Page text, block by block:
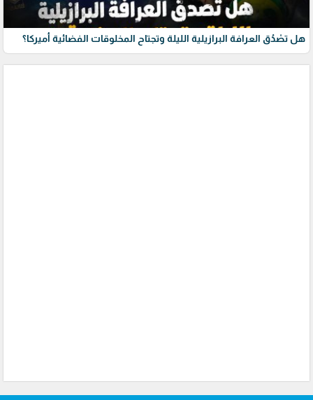
هل تصْدُق العرافة البرازيلية الليلة وتجتاح المخلوقات الفضائية أميركا؟